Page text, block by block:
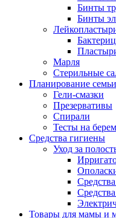
Бинты
Бинты
Марля
Стерильные
Планирование семьи
Гели-смазки
Презервативы
Спирали
Тесты на
Средства гигиены
Уход за
Товары для мамы и